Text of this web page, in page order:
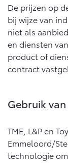
bZ4X
BATTERIJ-
Mirai
WATERSTOF-
Connected
Navigatie
De prijzen op
bij wijze van
niet als
en diensten
product of
contract
Gebruik
TME, L&P en
Emmeloord/
technologie